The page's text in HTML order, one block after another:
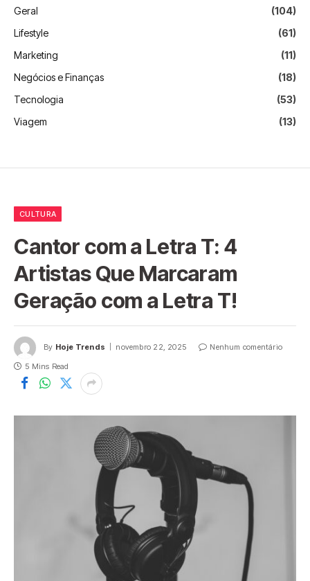
Geral
(104)
Lifestyle
(61)
Marketing
(11)
Negócios e Finanças
(18)
Tecnologia
(53)
Viagem
(13)
CULTURA
Cantor com a Letra T: 4
Artistas Que Marcaram
Geração com a Letra T!
By Hoje Trends novembro 22, 2025
Nenhum comentário
5 Mins Read